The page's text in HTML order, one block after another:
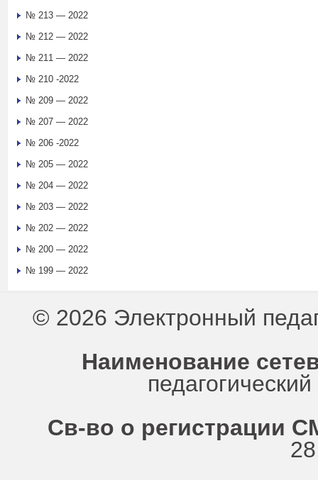
№ 213 — 2022
№ 212 — 2022
№ 211 — 2022
№ 210 -2022
№ 209 — 2022
№ 207 — 2022
№ 206 -2022
№ 205 — 2022
№ 204 — 2022
№ 203 — 2022
№ 202 — 2022
№ 200 — 2022
№ 199 — 2022
© 2026 Электронный
Наименование
Св-во о регистрации